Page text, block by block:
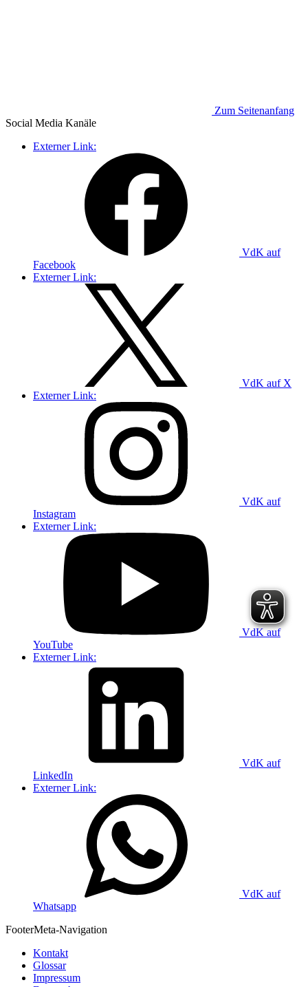
Zum Seitenanfang
Social Media Kanäle
Externer Link:
VdK auf
Facebook
Externer Link:
VdK auf X
Externer Link:
VdK auf
Instagram
Externer Link:
VdK auf
YouTube
Externer Link:
VdK auf
LinkedIn
Externer Link:
VdK auf
Whatsapp
FooterMeta-Navigation
Kontakt
Glossar
Impressum